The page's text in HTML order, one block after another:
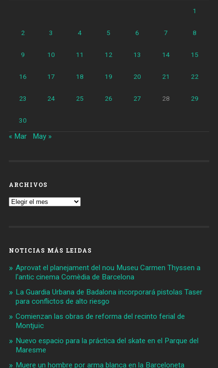
1
2 3 4 5 6 7 8
9 10 11 12 13 14 15
16 17 18 19 20 21 22
23 24 25 26 27 28 29
30
« Mar May »
ARCHIVOS
Archivos
NOTICIAS MÁS LEIDAS
Aprovat el planejament del nou Museu Carmen Thyssen a
l'antic cinema Comèdia de Barcelona
La Guardia Urbana de Badalona incorporará pistolas Taser
para conflictos de alto riesgo
Comienzan las obras de reforma del recinto ferial de
Montjuïc
Nuevo espacio para la práctica del skate en el Parque del
Maresme
Muere un hombre por arma blanca en la Barceloneta